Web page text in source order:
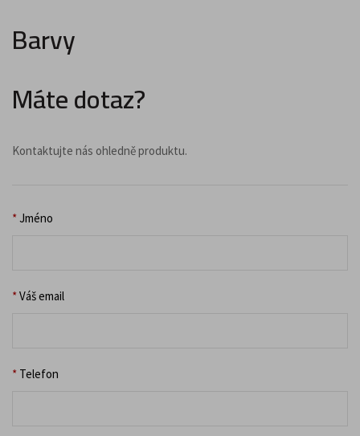
Barvy
Máte dotaz?
Kontaktujte nás ohledně produktu.
*Jméno
*Váš email
* Telefon